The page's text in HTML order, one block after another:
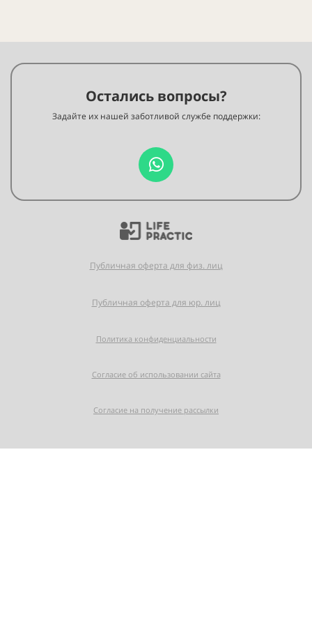
Остались вопросы?
Задайте их нашей заботливой службе поддержки:
Публичная оферта для физ. лиц
Публичная оферта для юр. лиц
Политика конфиденциальности
Согласие об использовании сайта
Согласие на получение рассылки